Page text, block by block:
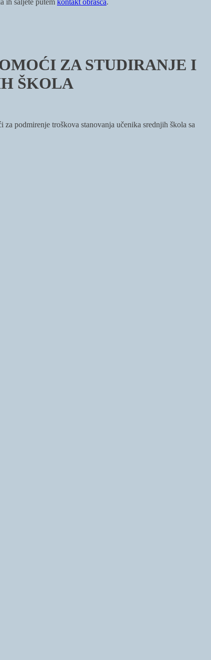
ih šaljete putem kontakt obrasca.
ZA STUDIRANJE I
ŠKOLA
podmirenje troškova stanovanja učenika srednjih škola sa